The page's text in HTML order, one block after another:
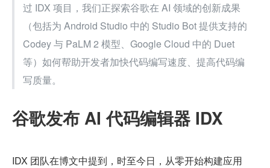
过 IDX 项目，我们正探索谷歌在 AI 领域的创新成果
（包括为 Android Studio 中的 Studio Bot 提供支持的
Codey 与 PaLM 2 模型、Google Cloud 中的 Duet
等）如何帮助开发者加快代码编写速度、提高代码编
写质量。
谷歌发布 AI 代码编辑器 IDX
IDX 团队在博文中提到，时至今日，从零开始构建应用